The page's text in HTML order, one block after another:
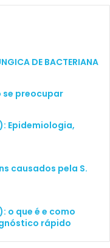
DE BACTERIANA
se preocupar
Epidemiologia,
causados pela S.
o que é e como
rápido